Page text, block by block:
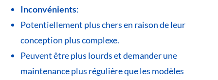
Inconvénients:
Potentiellement plus chers en raison de leur
conception plus complexe.
Peuvent être plus lourds et demander une
maintenance plus régulière que les modèles